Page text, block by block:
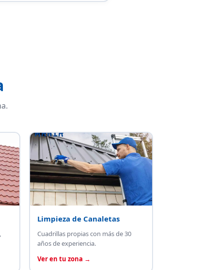
Limpieza de Canaletas
Cuadrillas propias con más de 30
años de experiencia.
Ver en tu zona →